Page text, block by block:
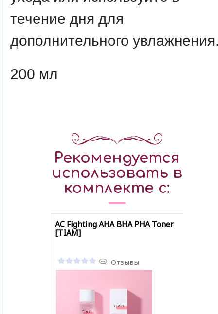
течение дня для
дополнительного
200 мл
Рекомендуется
использовать в
комплекте с:
AC Fighting AHA BHA PHA Toner
[TIAM]
Отзывы